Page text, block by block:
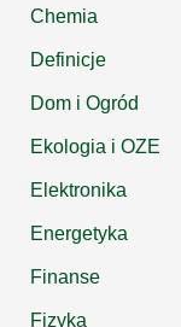
Chemia
Definicje
Dom i Ogród
Ekologia i OZE
Elektronika
Energetyka
Finanse
Fizyka